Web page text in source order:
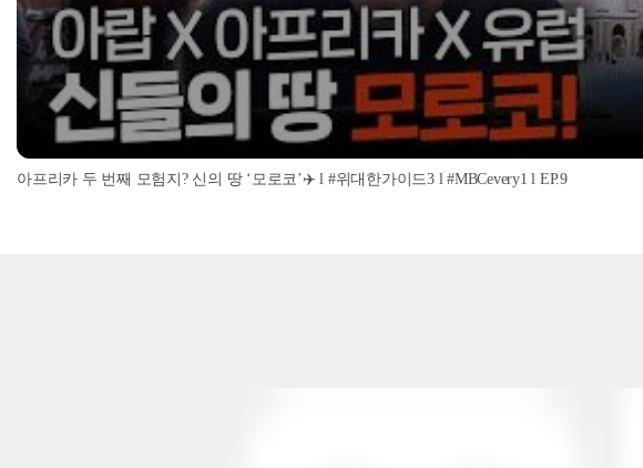
아프리카 두 번째 모험지? 신의 땅 ‘모로코’✈️ l #위대한가이드3 l #MBCevery1 l EP.9